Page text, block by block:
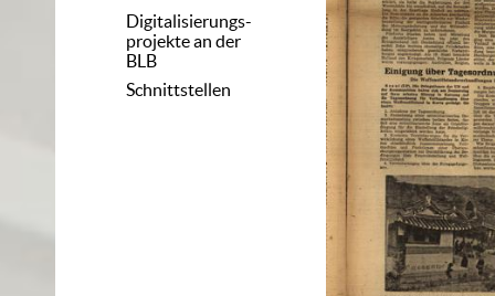
Digitalisierungs-
projekte an der
BLB
Schnittstellen